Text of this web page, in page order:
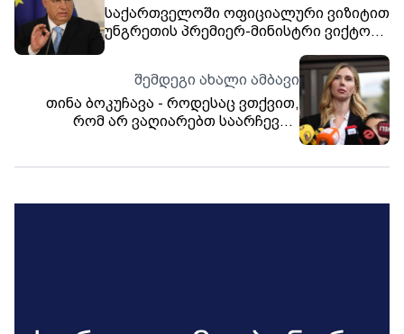
საქართველოში ოფიციალური ვიზიტით
უნგრეთის პრემიერ-მინისტრი ვიქტორ
შემდეგი ახალი ამბავი
თინა ბოკუჩავა - როდესაც ვთქვით,
რომ არ ვაღიარებთ საარჩევნო